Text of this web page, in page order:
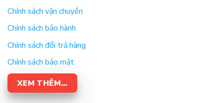
Chính sách vận chuyển
Chính sách bảo hành
Chính sách đổi trả hàng
Chính sách bảo mật
XEM THÊM…